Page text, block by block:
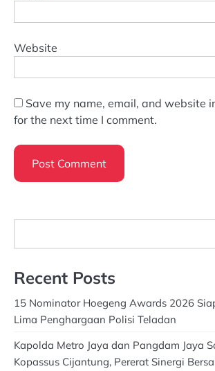
Website
Save my name, email, and website
for the next time I comment.
Recent Posts
15 Nominator Hoegeng Awards 2026
Lima Penghargaan Polisi Teladan
Kapolda Metro Jaya dan Pangdam Jaya
Kopassus Cijantung, Pererat Sinergi